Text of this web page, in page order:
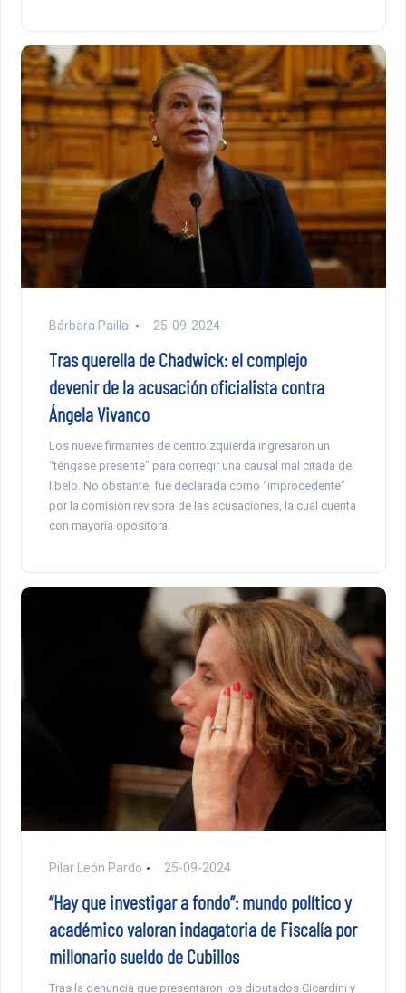
Bárbara Paillal 25-09-2024
Tras querella de Chadwick: el complejo
devenir de la acusación oficialista contra
Ángela Vivanco
Los nueve firmantes de centroizquierda ingresaron un
“téngase presente” para corregir una causal mal citada del
libelo. No obstante, fue declarada como “improcedente”
por la comisión revisora de las acusaciones, la cual cuenta
con mayoría opositora.
Pilar León Pardo 25-09-2024
“Hay que investigar a fondo”: mundo político y
académico valoran indagatoria de Fiscalía por
millonario sueldo de Cubillos
Tras la denuncia que presentaron los diputados Cicardini y